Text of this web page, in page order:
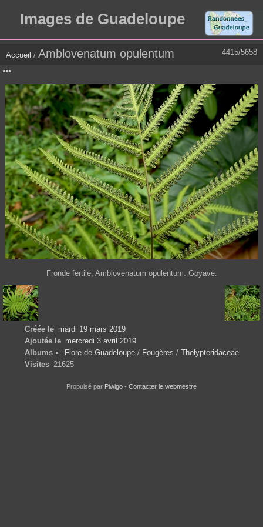
Images de Guadeloupe
4415/5658
Accueil / Amblovenatum opulentum
Fronde fertile, Amblovenatum opulentum. Goyave.
Créée le mardi 19 mars 2019
Ajoutée le mercredi 3 avril 2019
Albums
Flore de Guadeloupe/ Fougères / Thelypteridaceae
Visites 21625
Propulsé par Piwigo - Contacter le webmestre